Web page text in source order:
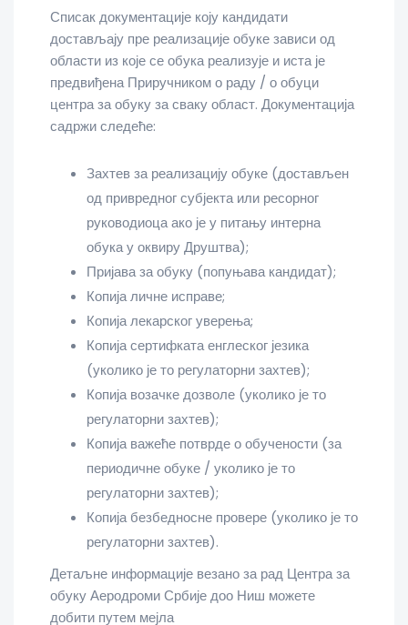
Списак документације коју кандидати
достављају пре реализације обуке зависи од
области из које се обука реализује и иста је
предвиђена Приручником о раду / о обуци
центра за обуку за сваку област. Документација
садржи следеће:
Захтев за реализацију обуке (достављен
од привредног субјекта или ресорног
руководиоца ако је у питању интерна
обука у оквиру Друштва);
Пријава за обуку (попуњава кандидат);
Копија личне исправе;
Копија лекарског уверења;
Копија сертифката енглеског језика
(уколико је то регулаторни захтев);
Копија возачке дозволе (уколико је то
регулаторни захтев);
Копија важеће потврде о обучености (за
периодичне обуке / уколико је то
регулаторни захтев);
Копија безбедносне провере (уколико је то
регулаторни захтев).
Детаљне информације везано за рад Центра за
обуку Аеродроми Србије доо Ниш можете
добити путем мејла